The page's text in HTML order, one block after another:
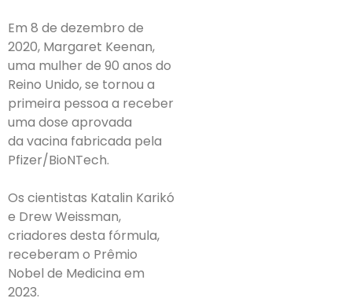
Em 8 de dezembro de
2020, Margaret Keenan,
uma mulher de 90 anos do
Reino Unido, se tornou a
primeira pessoa a receber
uma dose aprovada
da vacina fabricada pela
Pfizer/BioNTech.
Os cientistas Katalin Karikó
e Drew Weissman,
criadores desta fórmula,
receberam o Prêmio
Nobel de Medicina em
2023.